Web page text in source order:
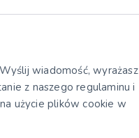
wiadomość, wyrażasz
z naszego regulaminu i
użycie plików cookie w